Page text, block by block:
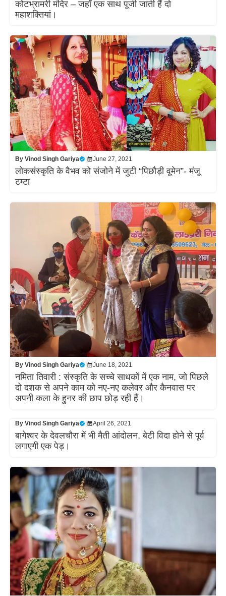
कोटभ्रामरी मंदिर – जहाँ एक साथ पूजी जाती हैं दो
महाशक्तियां।
By Vinod Singh Gariya June 27, 2021
लोकसंस्कृति के वैभव को संजोने में जुटी “पिछौड़ी वूमेन”- मंजू
टम्टा
By Vinod Singh Gariya June 18, 2021
नमिता तिवारी : संस्कृति के सच्चे साधकों में एक नाम, जो पिछले
दो दशक से अपने काम को नए-नए कलेवर और कैनवास पर
अपनी कला के हुनर की छाप छोड़ रही हैं।
By Vinod Singh Gariya April 26, 2021
बागेश्वर के देवलचौरा में भी मैती आंदोलन, बेटी विदा होने से पूर्व
लगाएगी एक पेड़।